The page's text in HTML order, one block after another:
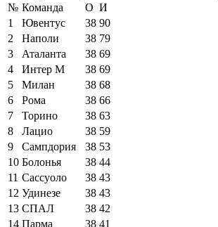
№ Команда О И
1
Ювентус 38 90
2
Наполи 38 79
3
Аталанта 38 69
4
Интер М 38 69
5
Милан 38 68
6
Рома 38 66
7
Торино 38 63
8
Лацио 38 59
9
Сампдория 38 53
10 Болонья 38 44
11 Сассуоло 38 43
12 Удинезе 38 43
13 СПАЛ 38 42
14 Парма 38 41